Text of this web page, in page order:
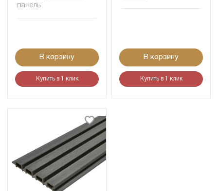
панель
В корзину
Купить в 1 клик
В корзину
Купить в 1 клик